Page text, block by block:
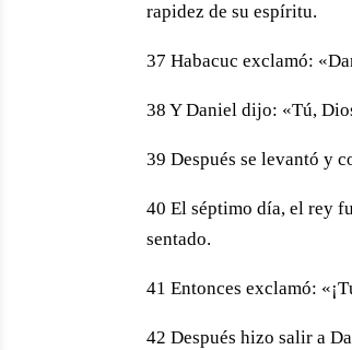
rapidez de su espíritu.
37 Habacuc exclamó:
38 Y Daniel dijo: «Tú,
39 Después se levantó y
40 El séptimo día, el rey
sentado.
41 Entonces exclamó:
42 Después hizo salir a